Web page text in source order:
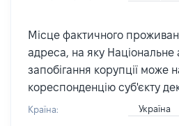
Місце фактичного
адреса, на яку Національне
запобігання корупції може
кореспонденцію суб'єкту
Країна: Україна